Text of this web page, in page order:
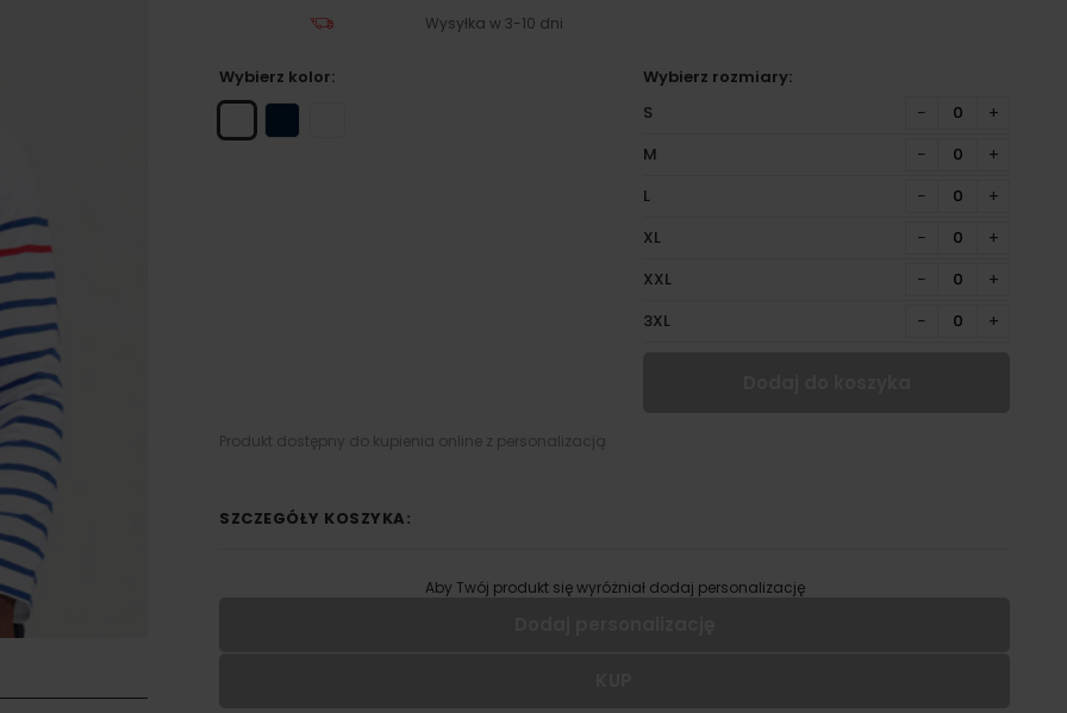
Wysyłka w 3-10 dni
Wybierz kolor:
Wybierz rozmiary:
S
− +
M − +
L − +
XL − +
XXL − +
3XL − +
Produkt dostępny do kupienia online z personalizacją
SZCZEGÓŁY KOSZYKA:
Aby Twój produkt się wyróżniał dodaj personalizację